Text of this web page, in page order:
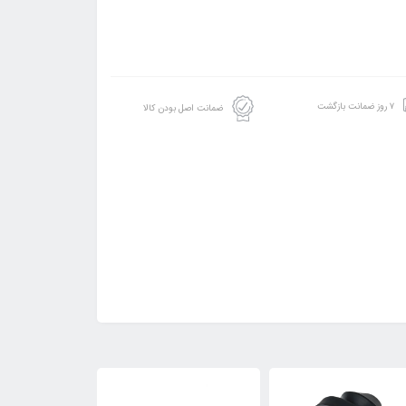
۷ روز ضمانت بازگشت ضمانت اصل بودن کالا